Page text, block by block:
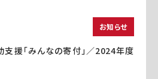
お知らせ
支援「みんなの寄付」／2024年度